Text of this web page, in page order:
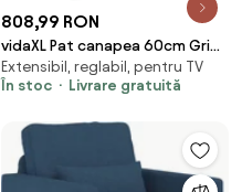
808,99 RON
vidaXL Pat canapea 60cm Gri
închis Catifea
Extensibil, reglabil, pentru TV
În stoc
Livrare gratuită